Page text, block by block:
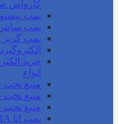
کارواش
پمپ
پمپ
پمپ گریز
خرید
انواع
منبع
منبع تحت
منبع تحت
پمپ اتا ETA